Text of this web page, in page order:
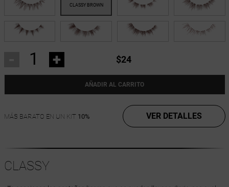
+ $24
AÑADIR AL CARRITO
MÁS BARATO EN UN KIT 10% VER DETALLES
CLASSY